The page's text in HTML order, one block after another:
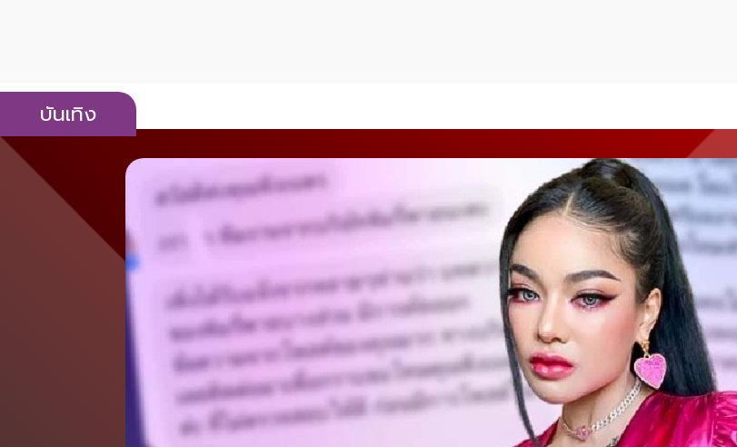
บันเทิง